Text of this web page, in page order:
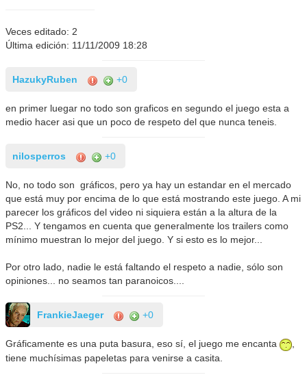
Veces editado: 2
Última edición: 11/11/2009 18:28
HazukyRuben +0
en primer luegar no todo son graficos en segundo el juego esta a
medio hacer asi que un poco de respeto del que nunca teneis.
nilosperros +0
No, no todo son gráficos, pero ya hay un estandar en el mercado
que está muy por encima de lo que está mostrando este juego. A mi
parecer los gráficos del video ni siquiera están a la altura de la
PS2... Y tengamos en cuenta que generalmente los trailers como
mínimo muestran lo mejor del juego. Y si esto es lo mejor...
Por otro lado, nadie le está faltando el respeto a nadie, sólo son
opiniones... no seamos tan paranoicos....
FrankieJaeger +0
Gráficamente es una puta basura, eso sí, el juego me encanta
,
tiene muchísimas papeletas para venirse a casita.